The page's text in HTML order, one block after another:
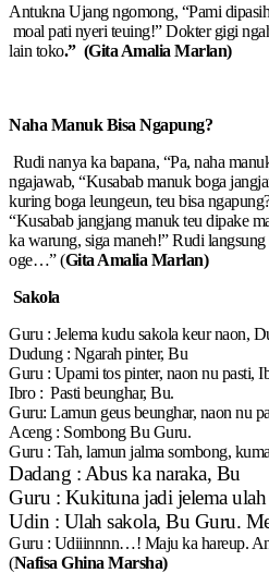
Antukna Ujang ngomong, “Pami
moal pati nyeri teuing!” Dokter gigi
lain toko.” (Gita Amalia Marlan)
Naha Manuk Bisa Ngapung?
Rudi nanya ka bapana, “Pa, naha
ngajawab, “Kusabab manuk boga
kuring boga leungeun, teu bisa
“Kusabab jangjang manuk teu dipake
ka warung, siga maneh!” Rudi
oge…” (Gita Amalia Marlan)
Sakola
Guru : Jelema kudu sakola keur naon,
Dudung : Ngarah pinter, Bu
Guru : Upami tos pinter, naon nu pasti,
Ibro : Pasti beunghar, Bu.
Guru: Lamun geus beunghar, naon nu
Aceng : Sombong Bu Guru.
Guru : Tah, lamun jalma sombong,
Dadang : Abus ka naraka, Bu
Guru : Kukituna jadi jelema
Udin : Ulah sakola, Bu Guru.
Guru : Udiiinnnn…! Maju ka hareup.
(Nafisa Ghina Marsha)